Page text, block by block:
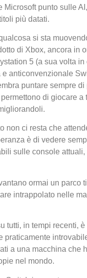
Microsoft punto sulle
più datati.
si sta
di Xbox, ancora in
5 (a sua volta
e anticonvenzionale
puntare sempre di
di giocare a
non ci resta che
è di vedere
sulle console attuali,
ormai un parco
intrappolato nelle
tutti, in tempi recenti,
praticamente
a una macchina che
nel mondo.